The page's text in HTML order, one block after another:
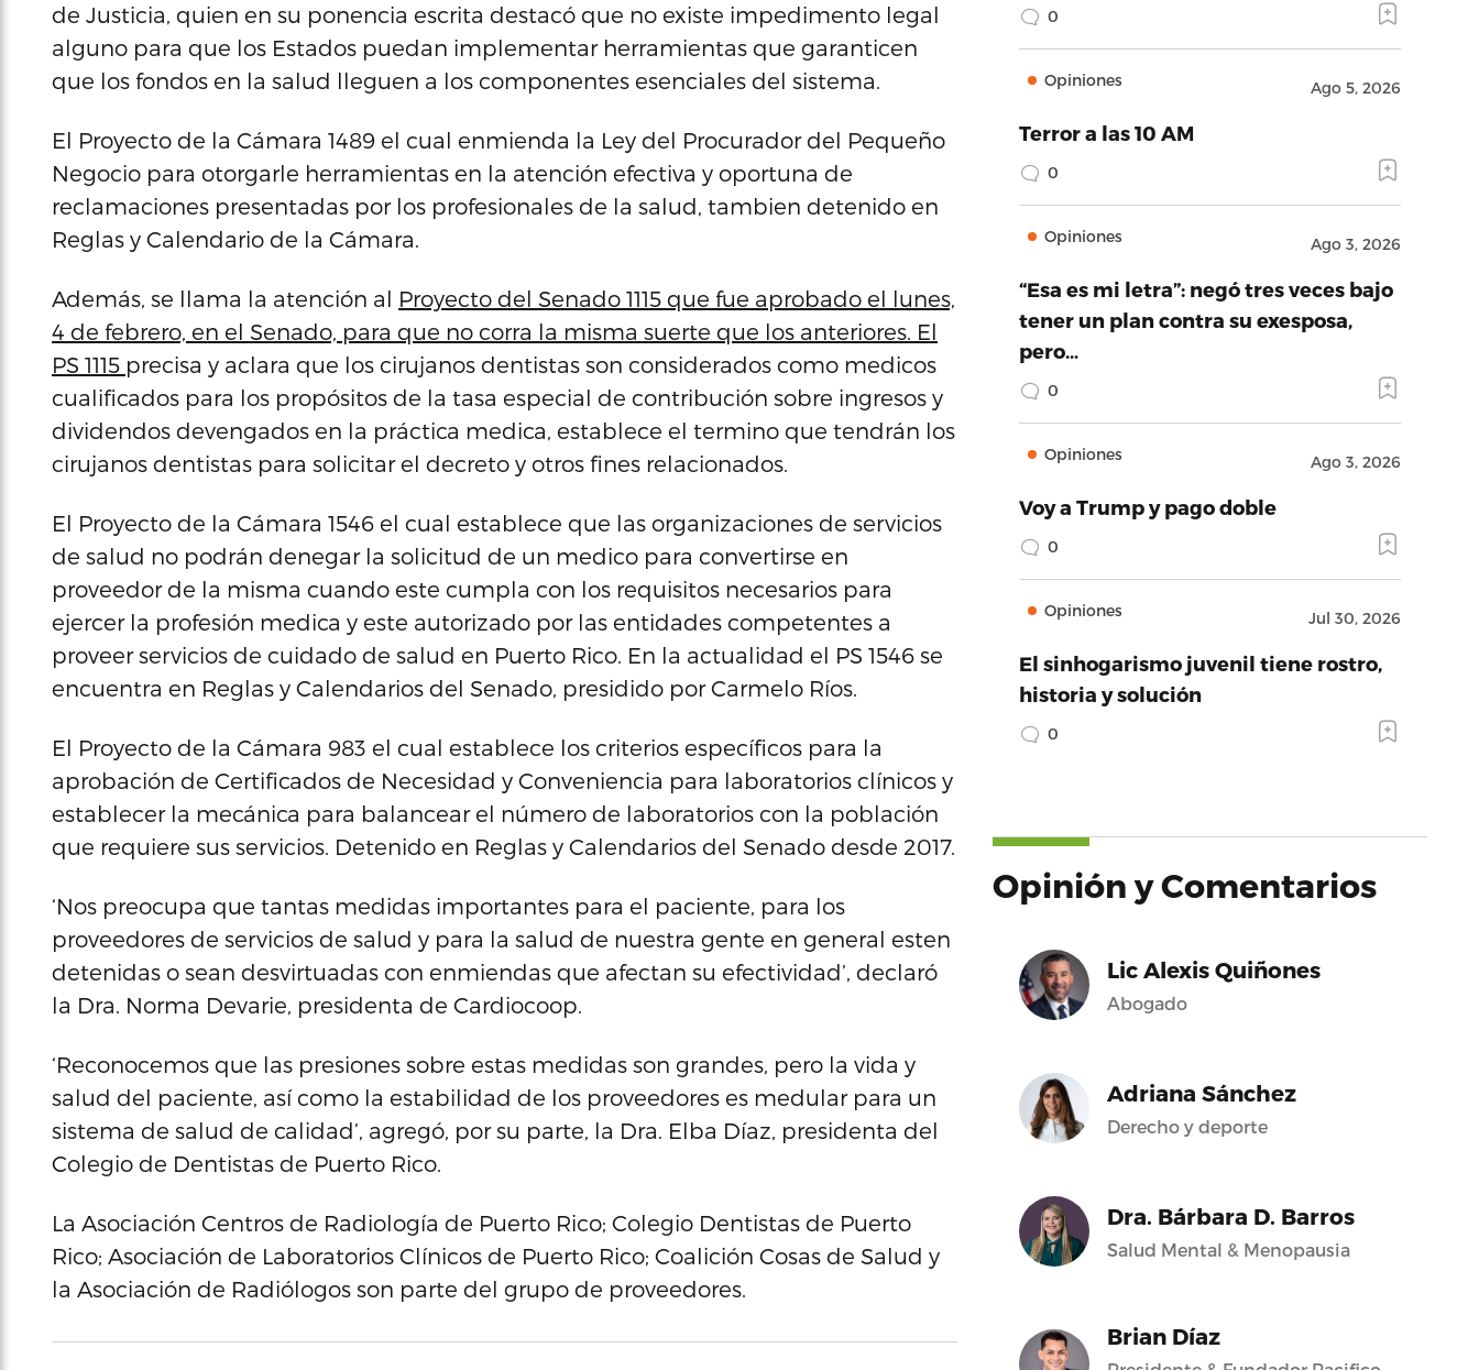
de Justicia, quien en su ponencia escrita destacó que no existe impedimento legal
alguno para que los Estados puedan implementar herramientas que garanticen
que los fondos en la salud lleguen a los componentes esenciales del sistema.
El Proyecto de la Cámara 1489 el cual enmienda la Ley del Procurador del Pequeño
Negocio para otorgarle herramientas en la atención efectiva y oportuna de
reclamaciones presentadas por los profesionales de la salud, tambien detenido en
Reglas y Calendario de la Cámara.
Además, se llama la atención al Proyecto del Senado 1115 que fue aprobado el lunes,
4 de febrero, en el Senado, para que no corra la misma suerte que los anteriores. El
PS 1115 precisa y aclara que los cirujanos dentistas son considerados como medicos
cualificados para los propósitos de la tasa especial de contribución sobre ingresos y
dividendos devengados en la práctica medica, establece el termino que tendrán los
cirujanos dentistas para solicitar el decreto y otros fines relacionados.
El Proyecto de la Cámara 1546 el cual establece que las organizaciones de servicios
de salud no podrán denegar la solicitud de un medico para convertirse en
proveedor de la misma cuando este cumpla con los requisitos necesarios para
ejercer la profesión medica y este autorizado por las entidades competentes a
proveer servicios de cuidado de salud en Puerto Rico. En la actualidad el PS 1546 se
encuentra en Reglas y Calendarios del Senado, presidido por Carmelo Ríos.
El Proyecto de la Cámara 983 el cual establece los criterios específicos para la
aprobación de Certificados de Necesidad y Conveniencia para laboratorios clínicos y
establecer la mecánica para balancear el número de laboratorios con la población
que requiere sus servicios. Detenido en Reglas y Calendarios del Senado desde 2017.
‘Nos preocupa que tantas medidas importantes para el paciente, para los
proveedores de servicios de salud y para la salud de nuestra gente en general esten
detenidas o sean desvirtuadas con enmiendas que afectan su efectividad’, declaró
la Dra. Norma Devarie, presidenta de Cardiocoop.
‘Reconocemos que las presiones sobre estas medidas son grandes, pero la vida y
salud del paciente, así como la estabilidad de los proveedores es medular para un
sistema de salud de calidad’, agregó, por su parte, la Dra. Elba Díaz, presidenta del
Colegio de Dentistas de Puerto Rico.
La Asociación Centros de Radiología de Puerto Rico; Colegio Dentistas de Puerto
Rico; Asociación de Laboratorios Clínicos de Puerto Rico; Coalición Cosas de Salud y
la Asociación de Radiólogos son parte del grupo de proveedores.
0
Opiniones Ago 5, 2026
Terror a las 10 AM
0
Opiniones Ago 3, 2026
“Esa es mi letra”: negó tres veces bajo
tener un plan contra su exesposa,
pero…
0
Opiniones Ago 3, 2026
Voy a Trump y pago doble
0
Opiniones Jul 30, 2026
El sinhogarismo juvenil tiene rostro,
historia y solución
0
Opinión y Comentarios
Lic Alexis Quiñones
Abogado
Adriana Sánchez
Derecho y deporte
Dra. Bárbara D. Barros
Salud Mental & Menopausia
Brian Díaz